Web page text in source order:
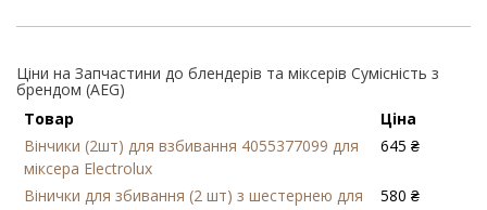
Ціни на Запчастини до блендерів та міксерів Сумісність з
брендом (AEG)
Товар
Ціна
Вінчики (2шт) для взбивання 4055377099 для
міксера Electrolux
645 ₴
Вінички для збивання (2 шт) з шестернею для
580 ₴